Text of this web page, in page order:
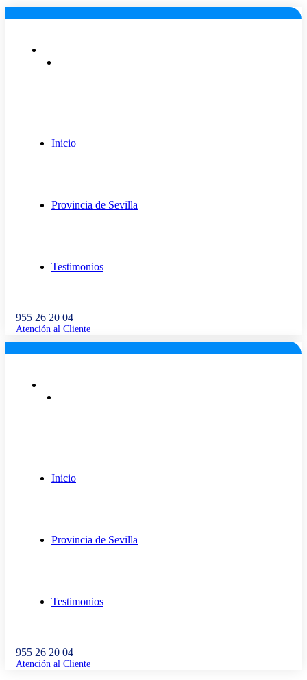
Inicio
Provincia de Sevilla
Testimonios
955 26 20 04
Atención al Cliente
Inicio
Provincia de Sevilla
Testimonios
955 26 20 04
Atención al Cliente